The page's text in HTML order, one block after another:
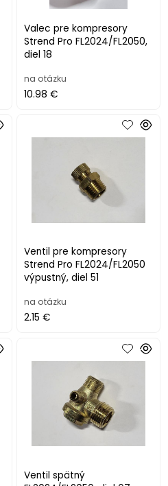
Valec pre kompresory
Strend Pro FL2024/FL2050,
diel 18
na otázku
10.98 €
Ventil pre kompresory
Strend Pro FL2024/FL2050
výpustný, diel 51
na otázku
2.15 €
Ventil spätný